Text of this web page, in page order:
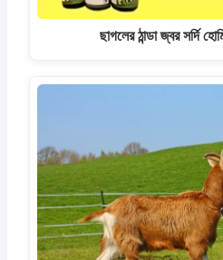
ছাগলের ঠান্ডা জ্বর সর্দি